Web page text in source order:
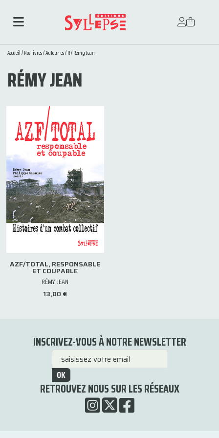
Accueil/Nos livres/Auteur·es/R/ Rémy Jean
RÉMY JEAN
AZF/TOTAL, RESPONSABLE
ET COUPABLE
RÉMY JEAN
13,00 €
INSCRIVEZ-VOUS À NOTRE NEWSLETTER
OK
RETROUVEZ NOUS SUR LES RÉSEAUX